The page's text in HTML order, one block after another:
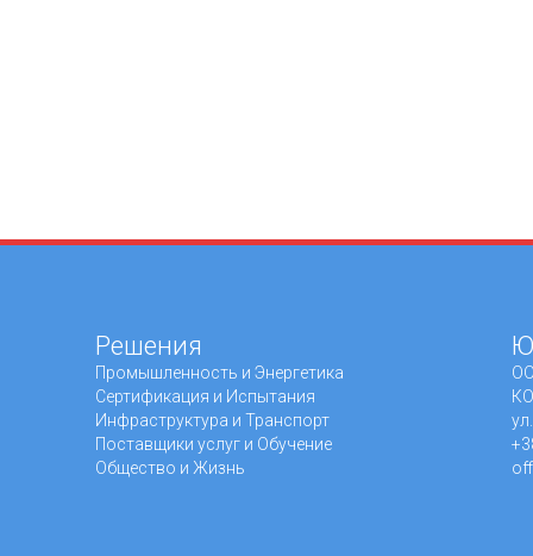
Решения
Промышленность и Энергетика
Сертификация и Испытания
Инфраструктура и Транспорт
Поставщики услуг и Обучение
Общество и Жизнь